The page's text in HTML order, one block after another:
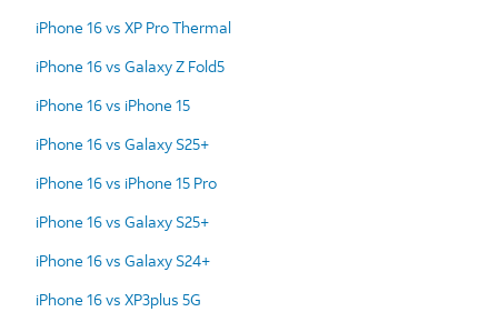
iPhone 16 vs XP Pro Thermal
iPhone 16 vs Galaxy Z Fold5
iPhone 16 vs iPhone 15
iPhone 16 vs Galaxy S25+
iPhone 16 vs iPhone 15 Pro
iPhone 16 vs Galaxy S25+
iPhone 16 vs Galaxy S24+
iPhone 16 vs XP3plus 5G